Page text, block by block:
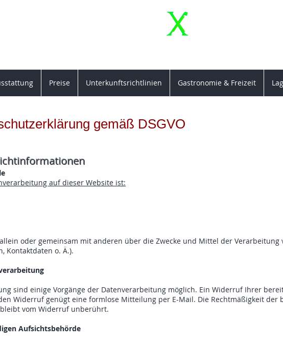
X
"MaXel"
Preise Unterkunftsrichtlinien Gastronomie & Freizeit
gemäß DSGVO
auf dieser Website ist:
oder gemeinsam mit anderen über die Zwecke und Mittel der Verarbeitung
Kontaktdaten o. Ä.).
sind einige Vorgänge der Datenverarbeitung möglich. Ein Widerruf Ihrer
Widerruf genügt eine formlose Mitteilung per E-Mail. Die Rechtmäßigkeit der
vom Widerruf unberührt.
Aufsichtsbehörde